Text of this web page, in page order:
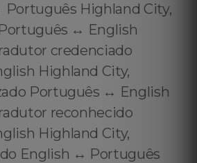
Highland City,
↔️ English
credenciado
Highland City,
Português ↔️ English
reconhecido
Highland City,
English ↔️ Português